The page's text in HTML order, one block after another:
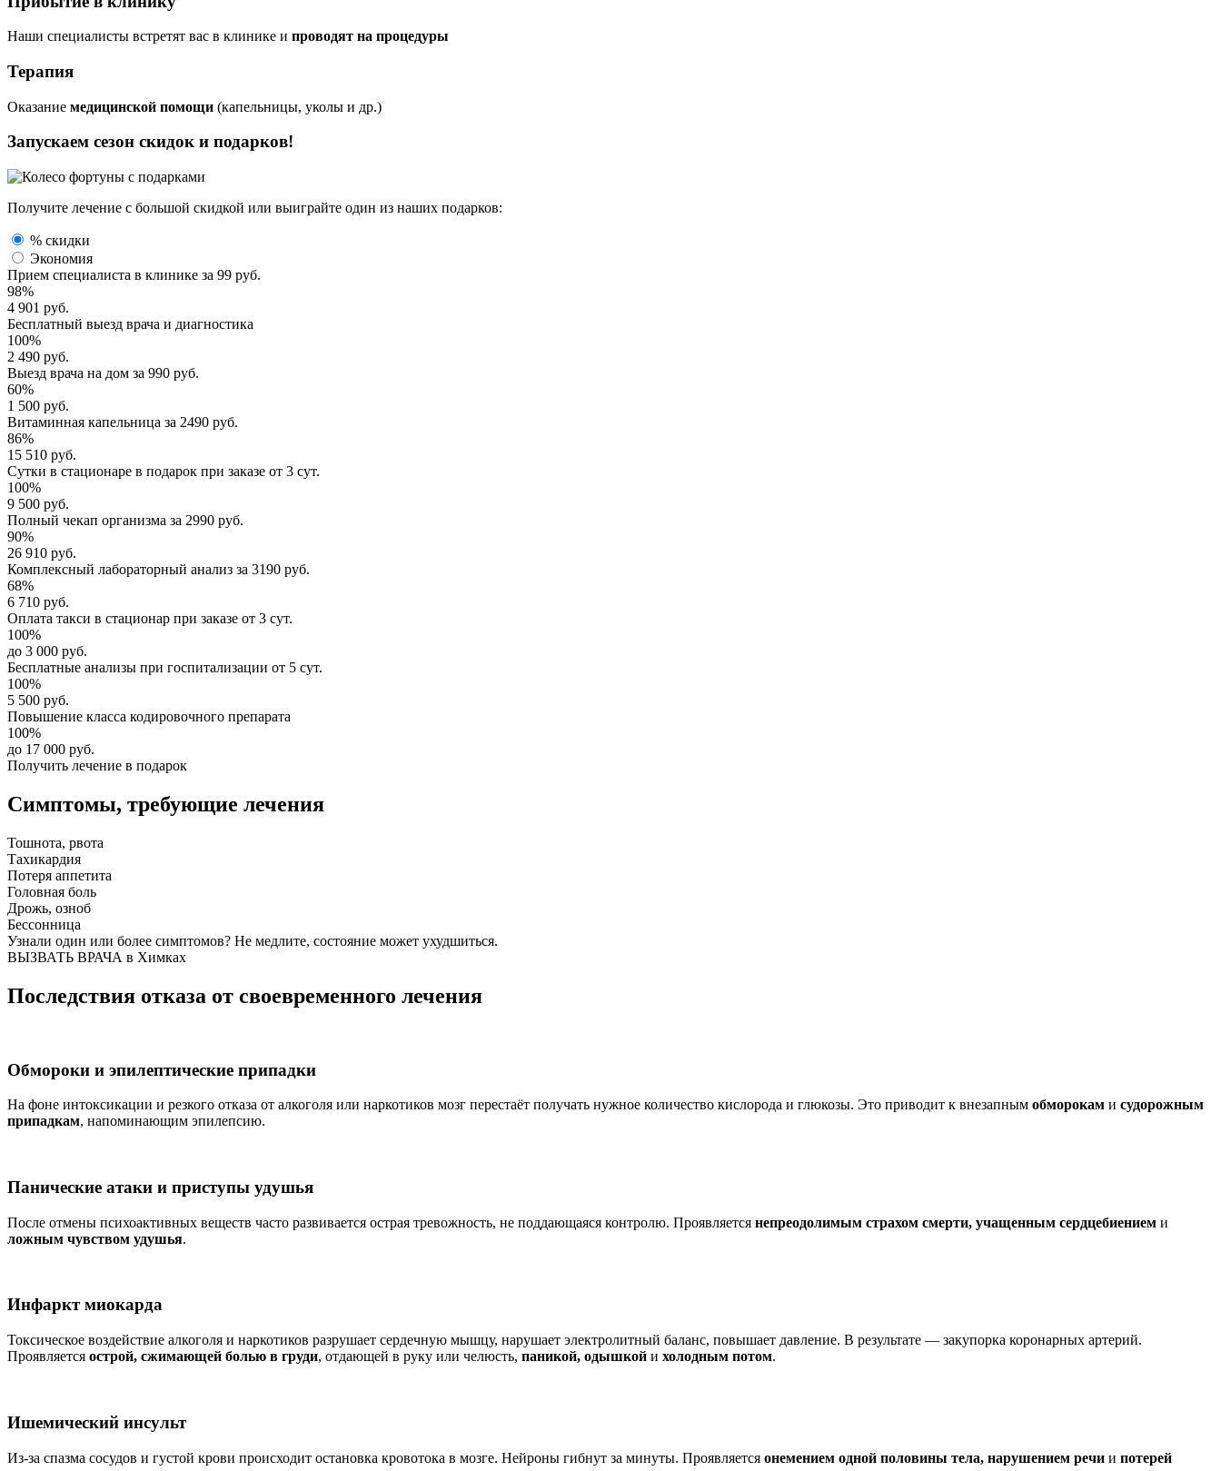
Наши специалисты встретят вас в клинике и проводят на процедуры
Терапия
Оказание медицинской помощи (капельницы, уколы и др.)
Запускаем сезон скидок и подарков!
Получите лечение с большой скидкой или выиграйте один из наших подарков:
% скидки
Экономия
Прием специалиста в клинике за 99 руб.
98%
4 901 руб.
Бесплатный выезд врача и диагностика
100%
2 490 руб.
Выезд врача на дом за 990 руб.
60%
1 500 руб.
Витаминная капельница за 2490 руб.
86%
15 510 руб.
Сутки в стационаре в подарок при заказе от 3 сут.
100%
9 500 руб.
Полный чекап организма за 2990 руб.
90%
26 910 руб.
Комплексный лабораторный анализ за 3190 руб.
68%
6 710 руб.
Оплата такси в стационар при заказе от 3 сут.
100%
до 3 000 руб.
Бесплатные анализы при госпитализации от 5 сут.
100%
5 500 руб.
Повышение класса кодировочного препарата
100%
до 17 000 руб.
Получить лечение в подарок
Симптомы, требующие лечения
Тошнота, рвота
Тахикардия
Потеря аппетита
Головная боль
Дрожь, озноб
Бессонница
Узнали один или более симптомов? Не медлите, состояние может ухудшиться.
ВЫЗВАТЬ ВРАЧА в Химках
Последствия отказа от своевременного лечения
Обмороки и эпилептические припадки
На фоне интоксикации и резкого отказа от алкоголя или наркотиков мозг перестаёт получать нужное количество кислорода и глюкозы. Это приводит к внезапным обморокам и судорожным
припадкам, напоминающим эпилепсию.
Панические атаки и приступы удушья
После отмены психоактивных веществ часто развивается острая тревожность, не поддающаяся контролю. Проявляется непреодолимым страхом смерти, учащенным сердцебиением и
ложным чувством удушья.
Инфаркт миокарда
Токсическое воздействие алкоголя и наркотиков разрушает сердечную мышцу, нарушает электролитный баланс, повышает давление. В результате — закупорка коронарных артерий.
Проявляется острой, сжимающей болью в груди, отдающей в руку или челюсть, паникой, одышкой и холодным потом.
Ишемический инсульт
Из-за спазма сосудов и густой крови происходит остановка кровотока в мозге. Нейроны гибнут за минуты. Проявляется онемением одной половины тела, нарушением речи и потерей